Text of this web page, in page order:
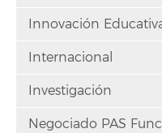
Innovación
Internacional
Investigación
Negociado PAS